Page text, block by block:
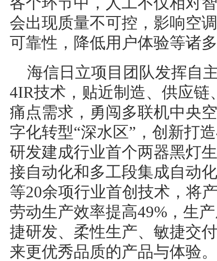
会出现质量不可控，影响空
可靠性，降低用户体验等诸
海信日立项目团队发挥自
4IR技术，贴近制造、供应
痛点需求，勇闯多联机中央
字化转型“深水区”，创新打
研发建成行业首个两器黑灯
接自动化和多工段集成自动
等20余项行业首创技术，将
劳动生产效率提高49%，生
捷研发、柔性生产、敏捷交
来更优秀品质的产品与体验。